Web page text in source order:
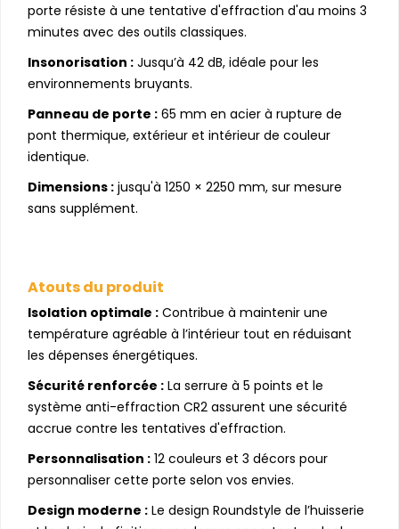
porte résiste à une tentative d'effraction d'au moins 3
minutes avec des outils classiques.
Insonorisation : Jusqu’à 42 dB, idéale pour les
environnements bruyants.
Panneau de porte : 65 mm en acier à rupture de
pont thermique, extérieur et intérieur de couleur
identique.
Dimensions : jusqu'à 1250 × 2250 mm, sur mesure
sans supplément.
Atouts du produit
Isolation optimale : Contribue à maintenir une
température agréable à l’intérieur tout en réduisant
les dépenses énergétiques.
Sécurité renforcée : La serrure à 5 points et le
système anti-effraction CR2 assurent une sécurité
accrue contre les tentatives d'effraction.
Personnalisation : 12 couleurs et 3 décors pour
personnaliser cette porte selon vos envies.
Design moderne : Le design Roundstyle de l’huisserie